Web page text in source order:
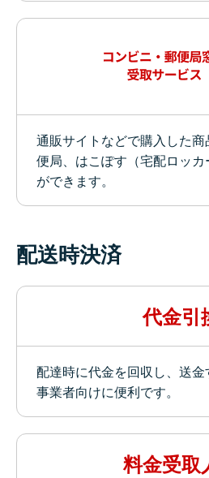
通販サイトなどで購入した
便局、はこぽす（宅配ロッ
ができます。
配送時決済
代金引
配達時に代金を回収し、送
事業者向けに便利です。
料金受取